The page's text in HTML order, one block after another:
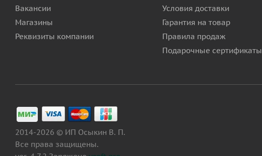
Вакансии
Магазины
Реквизиты компании
Условия доставки
Гарантия на товар
Правила продаж
Подарочные сертификаты
2014-2026 © ИП Осыкин В. П.
Все права защищены.